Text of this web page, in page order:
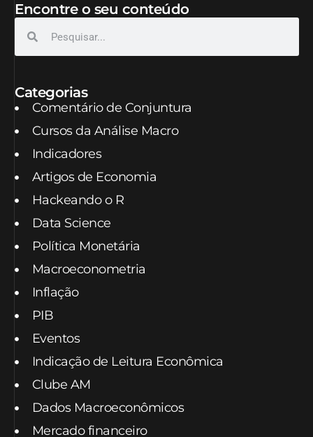
Encontre o seu conteúdo
Categorias
Comentário de Conjuntura
Cursos da Análise Macro
Indicadores
Artigos de Economia
Hackeando o R
Data Science
Política Monetária
Macroeconometria
Inflação
PIB
Eventos
Indicação de Leitura Econômica
Clube AM
Dados Macroeconômicos
Mercado financeiro